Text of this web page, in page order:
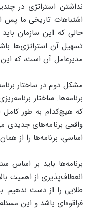
نداشتن استراتژی در
اشتباهات تاریخی ما پس
حالی که این سازمان
تسهیل آن استراتژی‌ها
مدیرعامل آن است، که
مشکل دوم در ساختار
که هیچ‌کدام به طور کامل
واقعی برنامه‌های جدیدی
اساسی، برنامه‌ها را از
برنامه‌ها باید بر اساس
انعطاف‌پذیری از اهمیت
طلایی را از دست ندهیم.
فراقوه‌ای باشد و این